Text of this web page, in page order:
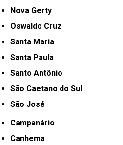
Nova Gerty
Oswaldo Cruz
Santa Maria
Santa Paula
Santo Antônio
São Caetano do Sul
São José
Campanário
Canhema